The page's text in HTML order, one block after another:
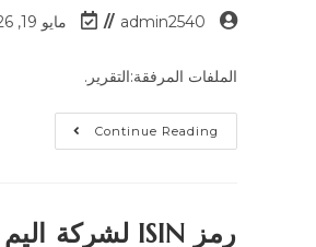
admin2540 مايو 19, 2026
الملفات المرفقة:التقرير.
Continue Reading
رمز ISIN لشركة اليم الازرق للتجارة العامة – منصة الشركات غير المدرجة OTC